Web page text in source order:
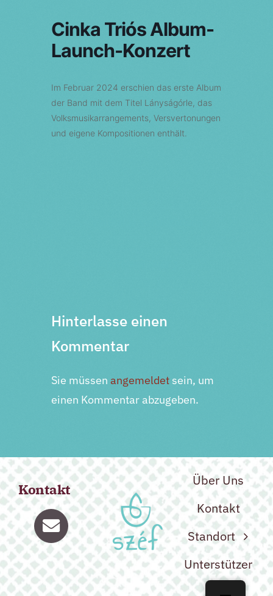
Cinka Triós Album-
Launch-Konzert
Im Februar 2024 erschien das erste Album
der Band mit dem Titel Lányságórle, das
Volksmusikarrangements, Versvertonungen
und eigene Kompositionen enthält.
Hinterlasse einen
Kommentar
Sie müssen angemeldet sein, um
einen Kommentar abzugeben.
Kontakt
Über Uns
Kontakt
Standort
Unterstützer